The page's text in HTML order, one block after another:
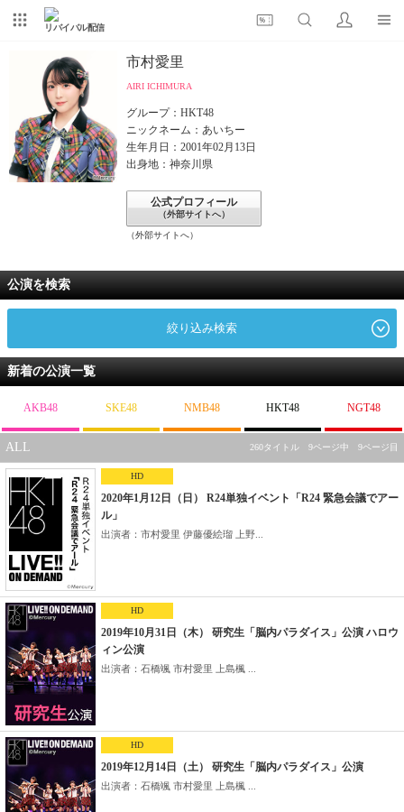
リバイバル配信
市村愛里
AIRI ICHIMURA
グループ：HKT48
ニックネーム：あいちー
生年月日：2001年02月13日
出身地：神奈川県
公式プロフィール
（外部サイトへ）
（外部サイトへ）
公演を検索
絞り込み検索
新着の公演一覧
AKB48 SKE48 NMB48 HKT48 NGT48
ALL 260タイトル 9ページ中 9ページ目
HD
2020年1月12日（日） R24単独イベント「R24 緊急会議でアー
ル」
出演者：市村愛里 伊藤優絵瑠 上野...
HD
2019年10月31日（木） 研究生「脳内パラダイス」公演 ハロウ
ィン公演
出演者：石橋颯 市村愛里 上島楓 ...
HD
2019年12月14日（土） 研究生「脳内パラダイス」公演
出演者：石橋颯 市村愛里 上島楓 ...